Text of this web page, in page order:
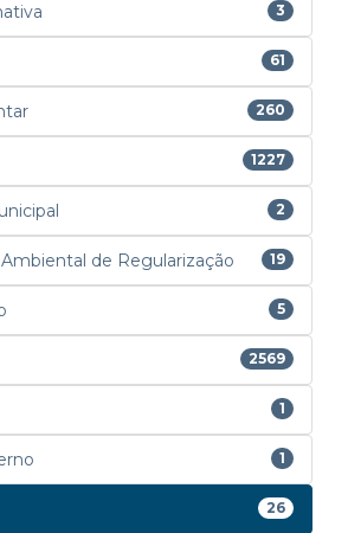
3
61
260
1227
2
de Regularização 19
5
2569
1
1
26